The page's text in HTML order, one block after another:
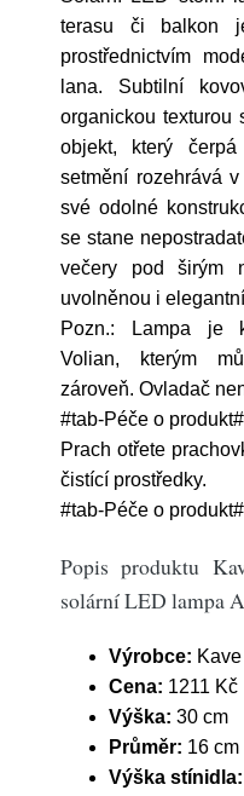
terasu či balkon
prostřednictvím
lana. Subtilní
organickou texturou
objekt, který
setmění rozehrává
své odolné
se stane
večery pod širým
uvolněnou i
Pozn.: Lampa je
Volian, kterým
zároveň. Ovladač
#tab-Péče o produkt#
Prach otřete
čistící prostředky.
#tab-Péče o produkt#
Popis produktu
solární LED lampa
Výrobce:
Cena: 1211 Kč
Výška: 30 cm
Průměr: 16 cm
Výška stínidla: